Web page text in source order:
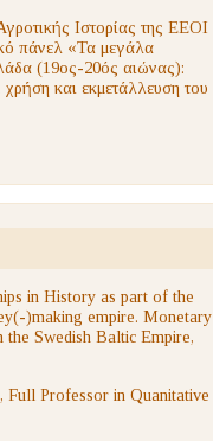
Ιστορίας της ΕΕΟΙ
πάνελ «Τα μεγάλα
(19ος-20ός αιώνας):
χρήση και εκμετάλλευση του
in History as part of the
)making empire. Monetary
the Swedish Baltic Empire,
Professor in Quanitative